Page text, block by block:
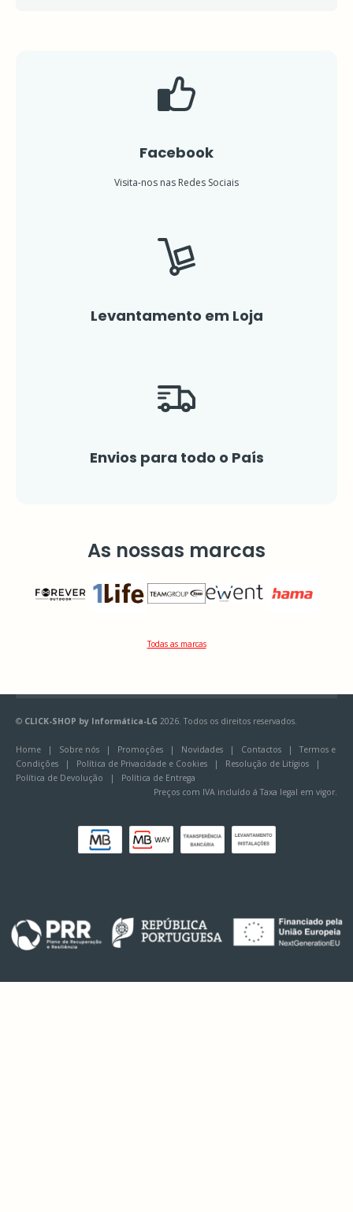
Facebook
Visita-nos nas Redes Sociais
Levantamento em Loja
Envios para todo o País
As nossas marcas
Todas as marcas
© CLICK-SHOP by Informática-LG 2026. Todos os direitos reservados.
Home | Sobre nós | Promoções | Novidades | Contactos | Termos e
Condições | Política de Privacidade e Cookies | Resolução de Litígios |
Política de Devolução | Política de Entrega
Preços com IVA incluído á Taxa legal em vigor.